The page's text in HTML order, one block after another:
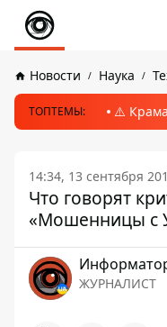
Новости Наука
ТОПТЕМЫ: ⚠️
14:34, 13 сентября
Что говорят
«Мошенницы с
ЖУРНАЛИСТ